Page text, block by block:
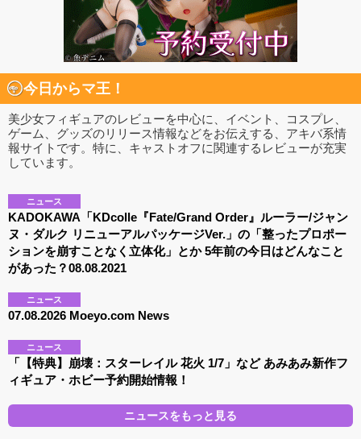
今日からマ王！
美少女フィギュアのレビューを中心に、イベント、コスプレ、
ゲーム、グッズのリリース情報などをお伝えする、アキバ系情
報サイトです。特に、キャストオフに関連するレビューが充実
しています。
ニュース
KADOKAWA「KDcolle『Fate/Grand Order』ルーラー/ジャン
ヌ・ダルク リニューアルパッケージVer.」の「整ったプロポー
ションを崩すことなく立体化」とか 5年前の今日はどんなこと
があった？08.08.2021
ニュース
07.08.2026 Moeyo.com News
ニュース
「【特典】崩壊：スターレイル 花火 1/7」など あみあみ新作フ
ィギュア・ホビー予約開始情報！
ニュースをもっと見る